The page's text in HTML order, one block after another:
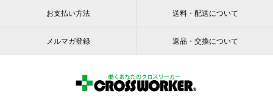
お支払い方法 送料・配送について
メルマガ登録 返品・交換について